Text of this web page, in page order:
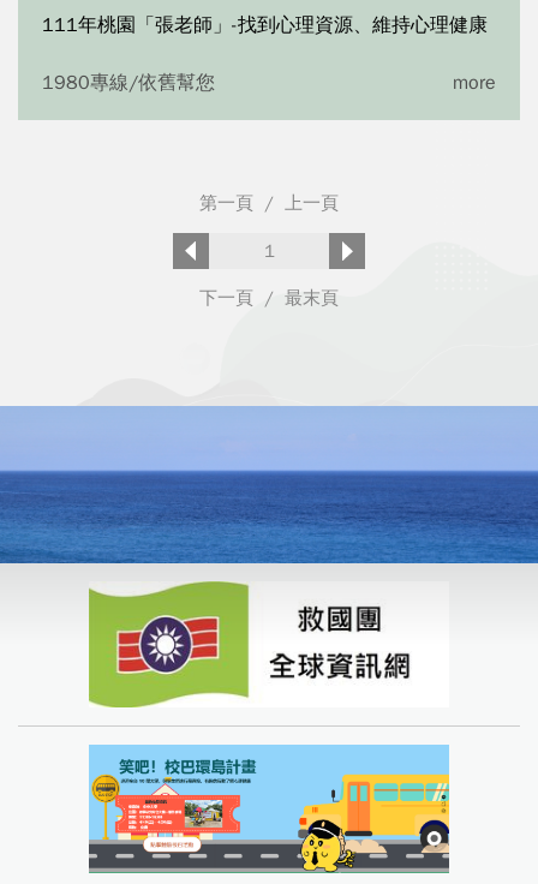
111年桃園「張老師」-找到心理資源、維持心理健康
1980專線/依舊幫您
第一頁 / 上一頁
1
下一頁 / 最末頁